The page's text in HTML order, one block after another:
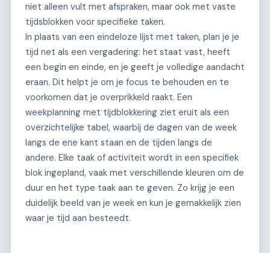
niet alleen vult met afspraken, maar ook met vaste
tijdsblokken voor specifieke taken.
In plaats van een eindeloze lijst met taken, plan je je
tijd net als een vergadering: het staat vast, heeft
een begin en einde, en je geeft je volledige aandacht
eraan. Dit helpt je om je focus te behouden en te
voorkomen dat je overprikkeld raakt. Een
weekplanning met tijdblokkering ziet eruit als een
overzichtelijke tabel, waarbij de dagen van de week
langs de ene kant staan en de tijden langs de
andere. Elke taak of activiteit wordt in een specifiek
blok ingepland, vaak met verschillende kleuren om de
duur en het type taak aan te geven. Zo krijg je een
duidelijk beeld van je week en kun je gemakkelijk zien
waar je tijd aan besteedt.